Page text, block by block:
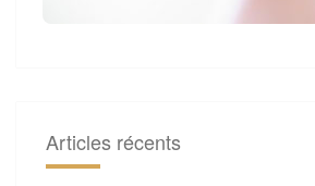
Articles récents